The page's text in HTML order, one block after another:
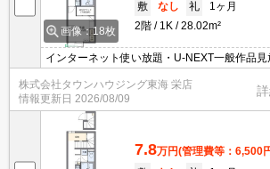
画像：18枚
敷
なし 礼
1ヶ月
2階
1K 28.02m²
インターネット使い放題・U-NEXT一般作品
株式会社タウンハウジング東海 栄店
情報更新日 2026/08/09
7.8万円(管理費等：6,500